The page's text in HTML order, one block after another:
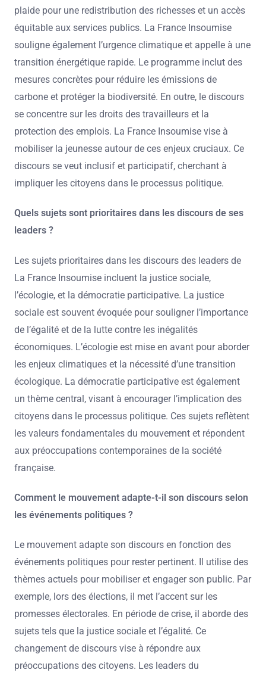
plaide pour une redistribution des richesses et un accès
équitable aux services publics. La France Insoumise
souligne également l’urgence climatique et appelle à une
transition énergétique rapide. Le programme inclut des
mesures concrètes pour réduire les émissions de
carbone et protéger la biodiversité. En outre, le discours
se concentre sur les droits des travailleurs et la
protection des emplois. La France Insoumise vise à
mobiliser la jeunesse autour de ces enjeux cruciaux. Ce
discours se veut inclusif et participatif, cherchant à
impliquer les citoyens dans le processus politique.
Quels sujets sont prioritaires dans les discours de ses
leaders ?
Les sujets prioritaires dans les discours des leaders de
La France Insoumise incluent la justice sociale,
l’écologie, et la démocratie participative. La justice
sociale est souvent évoquée pour souligner l’importance
de l’égalité et de la lutte contre les inégalités
économiques. L’écologie est mise en avant pour aborder
les enjeux climatiques et la nécessité d’une transition
écologique. La démocratie participative est également
un thème central, visant à encourager l’implication des
citoyens dans le processus politique. Ces sujets reflètent
les valeurs fondamentales du mouvement et répondent
aux préoccupations contemporaines de la société
française.
Comment le mouvement adapte-t-il son discours selon
les événements politiques ?
Le mouvement adapte son discours en fonction des
événements politiques pour rester pertinent. Il utilise des
thèmes actuels pour mobiliser et engager son public. Par
exemple, lors des élections, il met l’accent sur les
promesses électorales. En période de crise, il aborde des
sujets tels que la justice sociale et l’égalité. Ce
changement de discours vise à répondre aux
préoccupations des citoyens. Les leaders du